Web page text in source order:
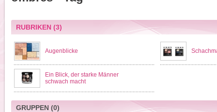
RUBRIKEN(3)
Augenblicke
Ein Blick, der starke Männer
schwach macht
GRUPPEN(0)